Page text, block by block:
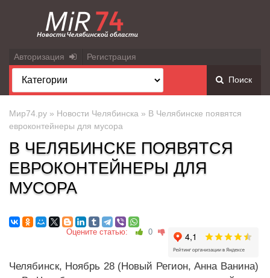
Авторизация Регистрация
Поиск
Мир74.ру » Новости Челябинска » В Челябинске появятся
евроконтейнеры для мусора
В ЧЕЛЯБИНСКЕ ПОЯВЯТСЯ
ЕВРОКОНТЕЙНЕРЫ ДЛЯ
МУСОРА
Оцените статью: 0
Челябинск, Ноябрь 28 (Новый Регион, Анна Ванина)